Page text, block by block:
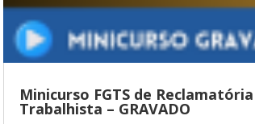
Minicurso FGTS de Reclamatória
Trabalhista – GRAVADO